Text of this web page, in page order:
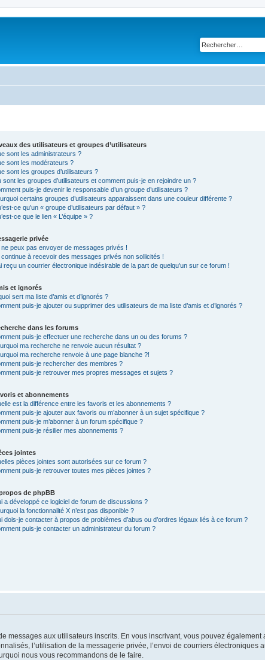
des utilisateurs et groupes d’utilisateurs
sont les administrateurs ?
sont les modérateurs ?
sont les groupes d’utilisateurs ?
sont les groupes d’utilisateurs et comment puis-je en rejoindre un ?
puis-je devenir le responsable d’un groupe d’utilisateurs ?
certains groupes d’utilisateurs apparaissent dans une couleur différente ?
ce qu’un « groupe d’utilisateurs par défaut » ?
ce que le lien « L’équipe » ?
privée
ne peux pas envoyer de messages privés !
continue à recevoir des messages privés non sollicités !
reçu un courrier électronique indésirable de la part de quelqu’un sur ce forum !
et ignorés
sert ma liste d’amis et d’ignorés ?
puis-je ajouter ou supprimer des utilisateurs de ma liste d’amis et d’ignorés ?
dans les forums
puis-je effectuer une recherche dans un ou des forums ?
ma recherche ne renvoie aucun résultat ?
ma recherche renvoie à une page blanche ?!
puis-je rechercher des membres ?
puis-je retrouver mes propres messages et sujets ?
et abonnements
est la différence entre les favoris et les abonnements ?
puis-je ajouter aux favoris ou m’abonner à un sujet spécifique ?
puis-je m’abonner à un forum spécifique ?
puis-je résilier mes abonnements ?
jointes
pièces jointes sont autorisées sur ce forum ?
puis-je retrouver toutes mes pièces jointes ?
de phpBB
a développé ce logiciel de forum de discussions ?
la fonctionnalité X n’est pas disponible ?
dois-je contacter à propos de problèmes d’abus ou d’ordres légaux liés à ce forum ?
puis-je contacter un administrateur du forum ?
messages aux utilisateurs inscrits. En vous inscrivant, vous pouvez également
l’utilisation de la messagerie privée, l’envoi de courriers électroniques
nous vous recommandons de le faire.